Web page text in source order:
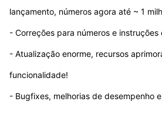
lançamento, números agora até ~ 1
- Correções para números e instruções
- Atualização enorme, recursos
funcionalidade!
- Bugfixes, melhorias de desempenho